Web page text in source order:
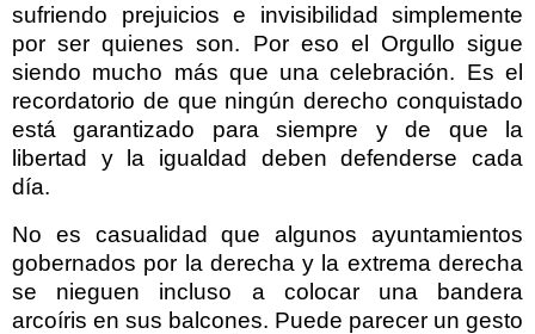
sufriendo prejuicios e invisibilidad simplemente
por ser quienes son. Por eso el Orgullo sigue
siendo mucho más que una celebración. Es el
recordatorio de que ningún derecho conquistado
está garantizado para siempre y de que la
libertad y la igualdad deben defenderse cada
día.
No es casualidad que algunos ayuntamientos
gobernados por la derecha y la extrema derecha
se nieguen incluso a colocar una bandera
arcoíris en sus balcones. Puede parecer un gesto